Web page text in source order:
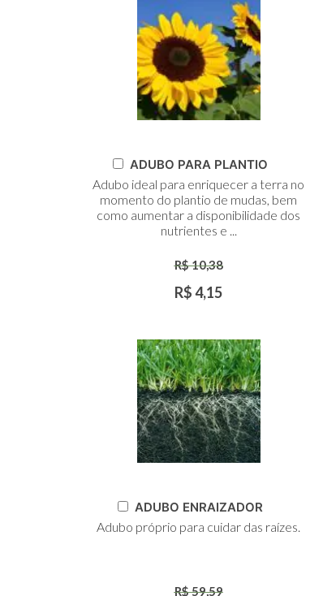
Adicionar
Carrinho
ADUBO PARA PLANTIO
Adubo ideal para enriquecer a terra no
momento do plantio de mudas, bem
como aumentar a disponibilidade dos
nutrientes e ...
R$ 10,38
R$ 4,15
Adicionar
Carrinho
ADUBO ENRAIZADOR
Adubo próprio para cuidar das raízes.
R$ 59,59